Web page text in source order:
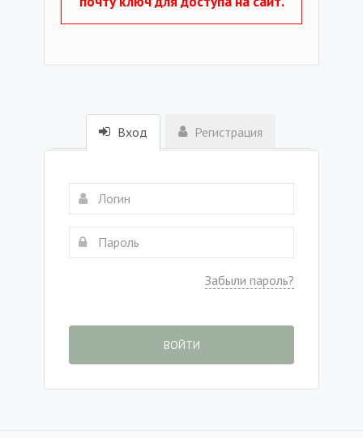
Вход Регистрация
Забыли пароль?
ВОЙТИ